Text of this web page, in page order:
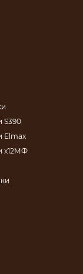
S390
Elmax
х12МФ